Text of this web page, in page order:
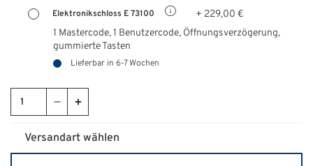
Elektronikschloss E 73100
+ 229,00 €
1 Mastercode, 1 Benutzercode, Öffnungsverzögerung,
gummierte Tasten
Lieferbar in 6-7 Wochen
Versandart wählen